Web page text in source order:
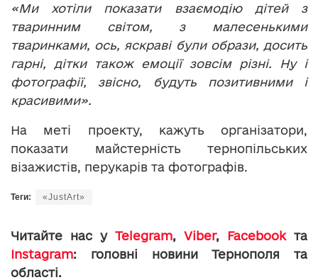
«Ми хотіли показати взаємодію дітей з
тваринним світом, з малесенькими
тваринками, ось, яскраві були образи, досить
гарні, дітки також емоції зовсім різні. Ну і
фотографії, звісно, будуть позитивними і
красивими».
На меті проекту, кажуть організатори,
показати майстерність тернопільських
візажистів, перукарів та фотографів.
Теги: «JustArt»
Читайте нас у Telegram, Viber, Facebookта
Instagram: головні новини Тернополя та
області.